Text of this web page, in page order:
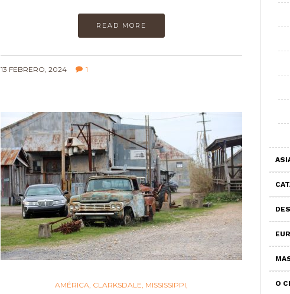
READ MORE
13 FEBRERO, 2024 1
AMÉRICA CLARKSDALE MISSISSIPPI O